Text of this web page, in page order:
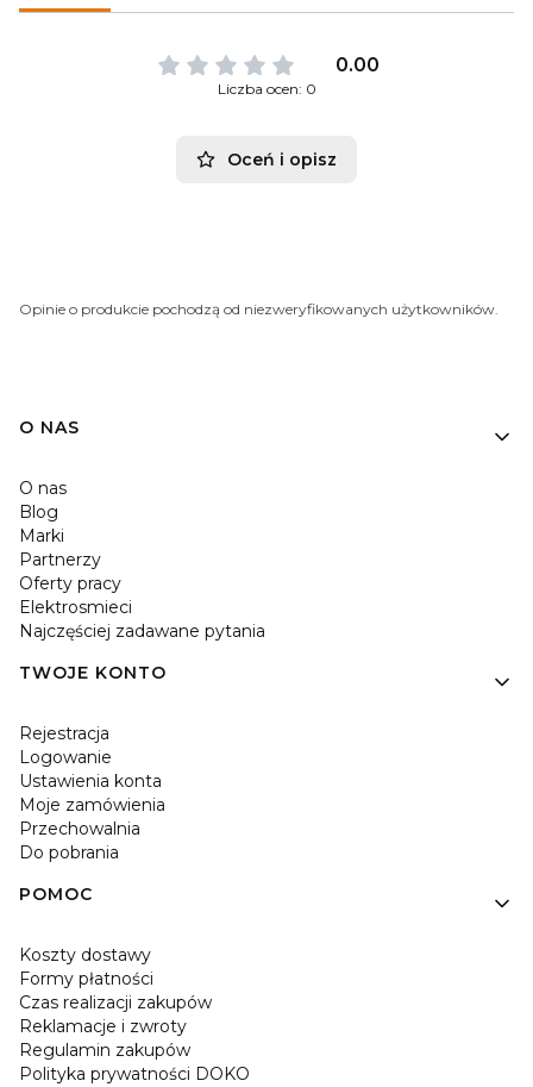
0.00
Liczba ocen: 0
Oceń i opisz
Opinie o produkcie pochodzą od niezweryfikowanych użytkowników.
O NAS
O nas
Blog
Marki
Partnerzy
Oferty pracy
Elektrosmieci
Najczęściej zadawane pytania
TWOJE KONTO
Rejestracja
Logowanie
Ustawienia konta
Moje zamówienia
Przechowalnia
Do pobrania
POMOC
Koszty dostawy
Formy płatności
Czas realizacji zakupów
Reklamacje i zwroty
Regulamin zakupów
Polityka prywatności DOKO